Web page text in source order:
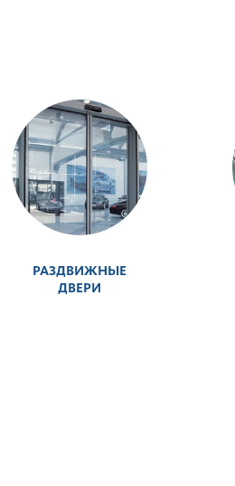
РАЗДВИЖНЫЕ
ДВЕРИ